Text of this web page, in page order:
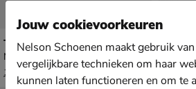
Tommy Hilfiger Sport TH Boat Shoe
Mocassins & loafers - blauw
van € 119,99 voor € 83,99
119 83,99
Nelson
van €
Jouw cookievoorkeuren
Nelson Schoenen maakt gebruik
vergelijkbare technieken om haar
kunnen laten functioneren en om te